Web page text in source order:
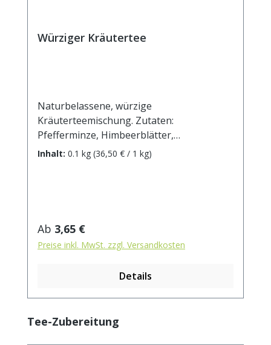
Würziger Kräutertee
Naturbelassene, würzige
Kräuterteemischung. Zutaten:
Pfefferminze, Himbeerblätter,
Brombeerblätter, Fenchel, Thymian,
Inhalt: 0.1 kg (36,50 € / 1 kg)
Regulärer Preis:
Ab 3,65 €
Preise inkl. MwSt. zzgl. Versandkosten
Details
Produktgalerie überspringen
Tee-Zubereitung